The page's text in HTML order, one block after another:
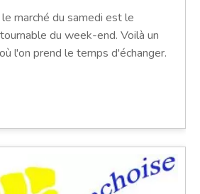
marché du samedi est le
du week-end. Voilà un
l'on prend le temps d'échanger.